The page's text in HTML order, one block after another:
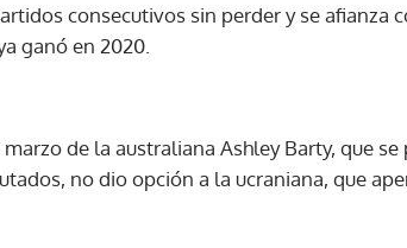
consecutivos sin perder y se afianza
ganó en 2020.
de la australiana Ashley Barty, que
no dio opción a la ucraniana, que